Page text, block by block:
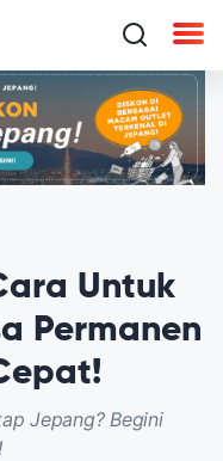
Untuk
Permanen
Jepang? Begini